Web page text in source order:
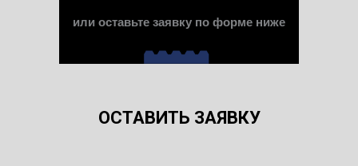
или оставьте заявку по форме ниже
ОСТАВИТЬ ЗАЯВКУ